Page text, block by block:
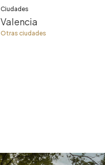
Ciudades
Valencia
Otras ciudades